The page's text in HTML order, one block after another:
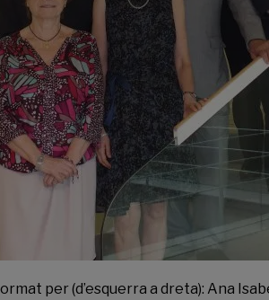
per (d’esquerra a dreta): Ana